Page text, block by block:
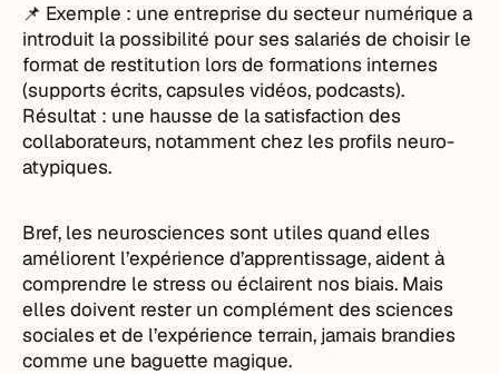
📌 Exemple : une entreprise du secteur numérique a
introduit la possibilité pour ses salariés de choisir le
format de restitution lors de formations internes
(supports écrits, capsules vidéos, podcasts).
Résultat : une hausse de la satisfaction des
collaborateurs, notamment chez les profils neuro-
atypiques.
Bref, les neurosciences sont utiles quand elles
améliorent l’expérience d’apprentissage, aident à
comprendre le stress ou éclairent nos biais. Mais
elles doivent rester un complément des sciences
sociales et de l’expérience terrain, jamais brandies
comme une baguette magique.